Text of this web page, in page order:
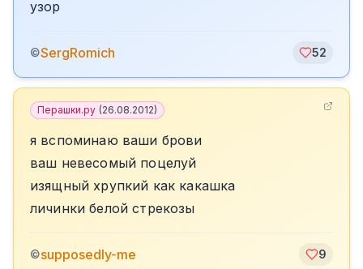
узор
©SergRomich 52
Перашки.ру (26.08.2012)
я вспоминаю ваши брови
ваш невесомый поцелуй
изящный хрупкий как какашка
личинки белой стрекозы
©supposedly-me 9